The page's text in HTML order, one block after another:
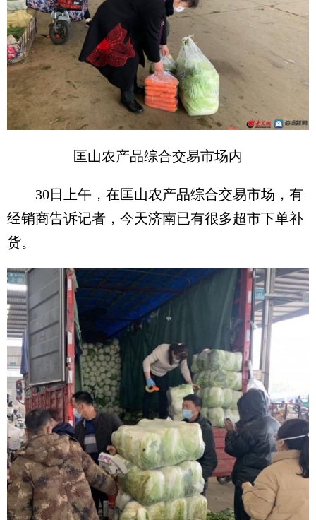
匡山农产品综合交易市场内
30日上午，在匡山农产品综合交易市场，有
经销商告诉记者，今天济南已有很多超市下单补
货。